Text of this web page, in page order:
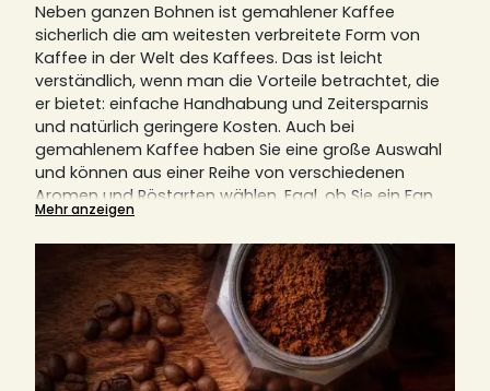
Neben ganzen Bohnen ist gemahlener Kaffee
sicherlich die am weitesten verbreitete Form von
Kaffee in der Welt des Kaffees. Das ist leicht
verständlich, wenn man die Vorteile betrachtet, die
er bietet: einfache Handhabung und Zeitersparnis
und natürlich geringere Kosten. Auch bei
gemahlenem Kaffee haben Sie eine große Auswahl
und können aus einer Reihe von verschiedenen
Aromen und Röstarten wählen. Egal, ob Sie ein Fan
von Filtermaschinen, italienischen Kaffeemaschinen,
Kolbenkaffeemaschinen (auch bekannt als French
Press) oder anderen Geräten sind, gemahlener
Kaffee ist immer eine notwendige Komponente.
erklären wir Ihnen auch, warum der richtige Mahlgrad
für den perfekten Kaffeegenuss entscheidend ist.
Finden Sie hier Ihre nächste Lieblingsrösterei, egal ob
aus Italien, Deutschland oder Frankreich.
Mehr anzeigen